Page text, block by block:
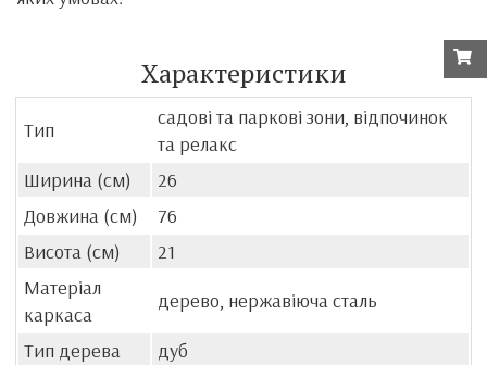
Характеристики
Тип
садові та паркові зони, відпочинок
та релакс
Ширина (см)
26
Довжина (см)
76
Висота (см)
21
Матеріал
каркаса
дерево, нержавіюча сталь
Тип дерева
дуб